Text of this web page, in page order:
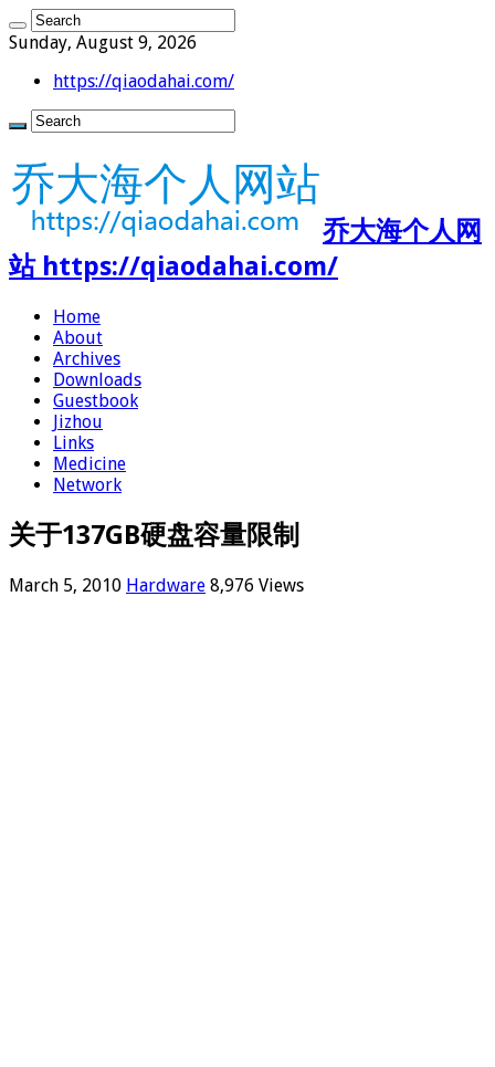
Sunday, August 9, 2026
https://qiaodahai.com/
乔大海个人网
站 https://qiaodahai.com/
Home
About
Archives
Downloads
Guestbook
Jizhou
Links
Medicine
Network
关于137GB硬盘容量限制
March 5, 2010 Hardware 8,976 Views